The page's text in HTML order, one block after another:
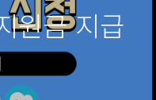
원금 지급